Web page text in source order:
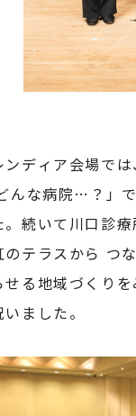
ンディア会場で
んな病院…？」
。続いて川口診
のテラスから つ
せる地域づくり
ました。